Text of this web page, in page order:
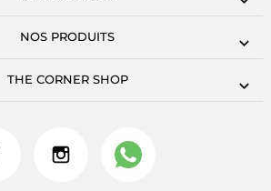
NOS PRODUITS
THE CORNER SHOP